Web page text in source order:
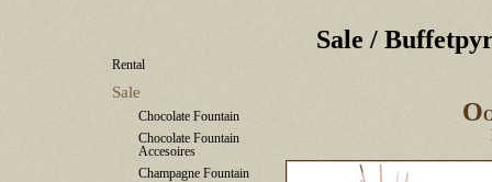
Rental
Sale
Chocolate Fountain
Chocolate Fountain
Accesoires
Champagne Fountain
Sale /
O